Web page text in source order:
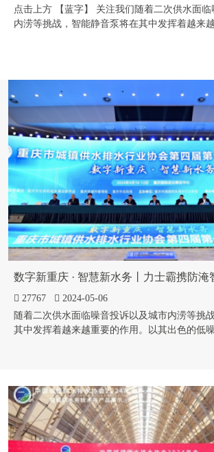
点击上方 【蓝字】 关注我们随着二次供水面
内涝等挑战，智能静音泵将在其中发挥着越来
出色的低噪音以及防淹高防护等级特点，深受
爱。我们有幸参加且在产品展示和交流中获益匪浅。
27767
2024-05-06
随着二次供水面临噪音投诉以及城市内涝等挑
其中发挥着越来越重要的作用。以其出色的低
等级特点，深受专家以及行业领导喜爱。我们